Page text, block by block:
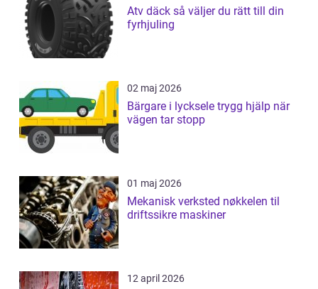
Atv däck så väljer du rätt till din
fyrhjuling
02 maj 2026
Bärgare i lycksele trygg hjälp när
vägen tar stopp
01 maj 2026
Mekanisk verksted nøkkelen til
driftssikre maskiner
12 april 2026